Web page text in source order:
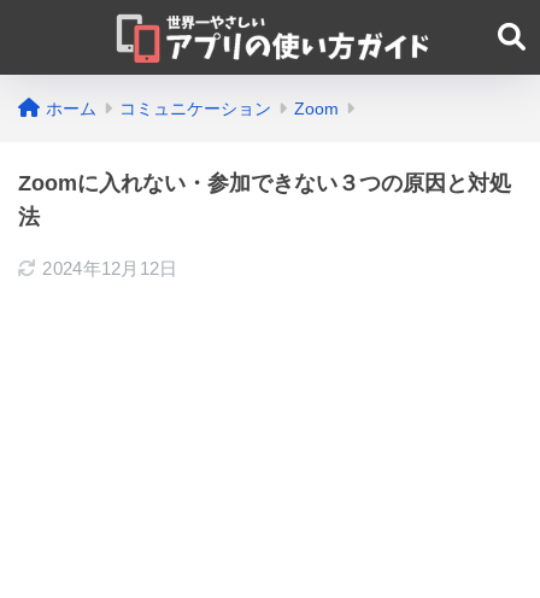
ホーム コミュニケーション Zoom
Zoomに入れない・参加できない３つの原因と対処
法
2024年12月12日